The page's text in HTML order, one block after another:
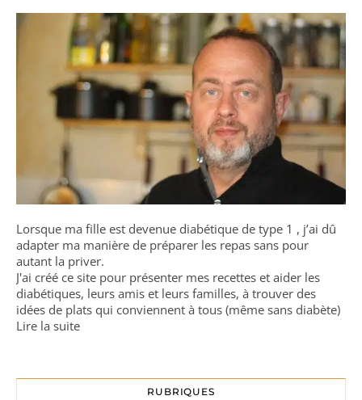
Lorsque ma fille est devenue diabétique de type 1 , j’ai dû
adapter ma manière de préparer les repas sans pour
autant la priver.
J'ai créé ce site pour présenter mes recettes et aider les
diabétiques, leurs amis et leurs familles, à trouver des
idées de plats qui conviennent à tous (même sans diabète)
Lire la suite
RUBRIQUES